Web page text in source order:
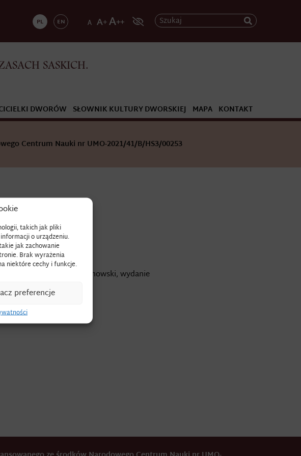
takich jak pliki
o urządzeniu.
jak zachowanie
Brak wyrażenia
niektóre cechy i funkcje.
preferencje
PL EN Szukaj
SASKICH.
DWORÓW SŁOWNIK KULTURY DWORSKIEJ MAPA KONTAKT
Centrum Nauki nr UMO-2021/41/B/HS3/00253
, oprac. i wyd. J. Dumanowski, wydanie